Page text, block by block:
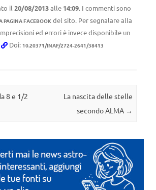
il 20/08/2013alle 14:09. I commenti sono
PAGINA FACEBOOKdel sito. Per segnalare alla
ed errori è invece disponibile un
Doi: 10.20371/INAF/2724-2641/38413
8 e 1/2
La nascita delle stelle
secondo ALMA →